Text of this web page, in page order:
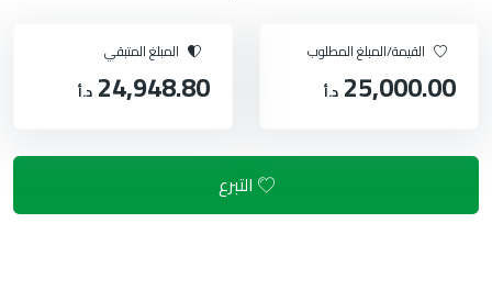
القيمة/المبلغ المطلوب
25,000.00 د.أ
المبلغ المتبقي
24,948.80 د.أ
التبرع